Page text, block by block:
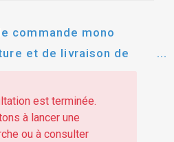
commande mono
et de livraison de
la restauration
rognac et le ccas
est terminée.
à lancer une
ou à consulter